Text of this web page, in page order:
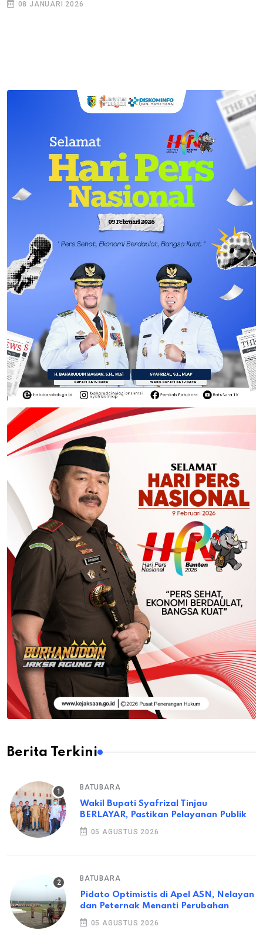
08 JANUARI 2026
Berita Terkini
BATUBARA
Wakil Bupati Syafrizal Tinjau
BERLAYAR, Pastikan Pelayanan Publik
05 AGUSTUS 2026
BATUBARA
Pidato Optimistis di Apel ASN, Nelayan
dan Peternak Menanti Perubahan
05 AGUSTUS 2026